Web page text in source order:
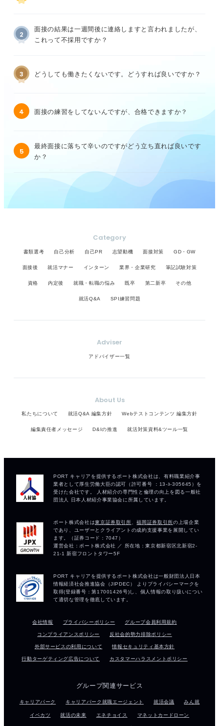
2
面接の結果は一週間後に連絡しますと言われましたが、
これって不採用ですか？
3 どうしても働きたくないです。どうすれば良いですか？
4 面接の練習をしてないんですが、合格できますか？
5
最終面接に落ちて辛いのですがどう立ち直れば良いです
か？
Category
書類選考 自己分析 自己PR 志望動機 面接対策 GD・GW
面接後 就活マナー インターン 業界・企業研究 筆記試験対策
資格 内定後 就職・転職の悩み 既卒 第二新卒 その他
就活Q&A SPI練習問題
Adviser
アドバイザー一覧
About Us
私たちについて 就活Q&A 編集方針 Webテストコンテンツ 編集方針
編集責任者メッセージ D&Iの推進 就活対策資料&ツール一覧
会社情報 プライバシーポリシー グループ会員利用規約
コンプライアンスポリシー 反社会的勢力排除ポリシー
外部サービスの利用について 情報セキュリティ基本方針
行動ターゲティング広告について カスタマーハラスメントポリシー